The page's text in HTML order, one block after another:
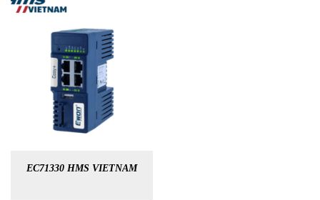
EC71330 HMS VIETNAM